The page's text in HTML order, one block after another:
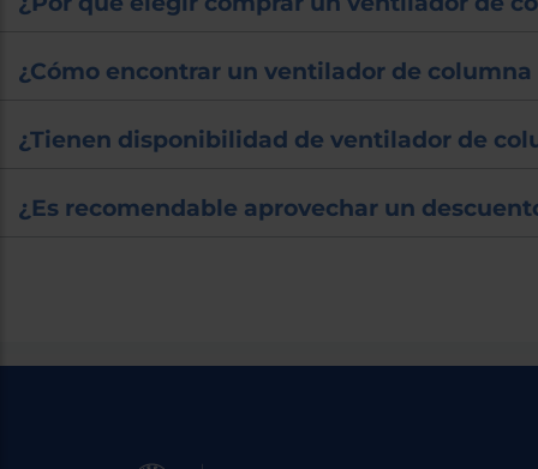
¿Cómo encontrar un ventilador de
¿Tienen disponibilidad de ventilador de
¿Es recomendable aprovechar un